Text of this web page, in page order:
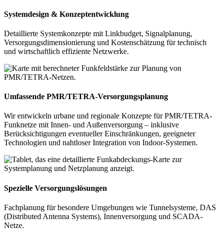
Systemdesign & Konzeptentwicklung
Detaillierte Systemkonzepte mit Linkbudget, Signalplanung,
Versorgungsdimensionierung und Kostenschätzung für technisch
und wirtschaftlich effiziente Netzwerke.
Umfassende PMR/TETRA-Versorgungsplanung
Wir entwickeln urbane und regionale Konzepte für PMR/TETRA-
Funknetze mit Innen- und Außenversorgung – inklusive
Berücksichtigungen eventueller Einschränkungen, geeigneter
Technologien und nahtloser Integration von Indoor-Systemen.
Spezielle Versorgungslösungen
Fachplanung für besondere Umgebungen wie Tunnelsysteme, DAS
(Distributed Antenna Systems), Innenversorgung und SCADA-
Netze.